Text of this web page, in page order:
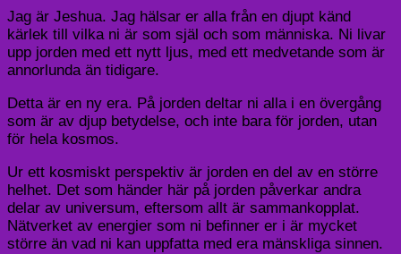
Jag är Jeshua. Jag hälsar er alla från en djupt känd
kärlek till vilka ni är som själ och som människa. Ni livar
upp jorden med ett nytt ljus, med ett medvetande som är
annorlunda än tidigare.
Detta är en ny era. På jorden deltar ni alla i en övergång
som är av djup betydelse, och inte bara för jorden, utan
för hela kosmos.
Ur ett kosmiskt perspektiv är jorden en del av en större
helhet. Det som händer här på jorden påverkar andra
delar av universum, eftersom allt är sammankopplat.
Nätverket av energier som ni befinner er i är mycket
större än vad ni kan uppfatta med era mänskliga sinnen.